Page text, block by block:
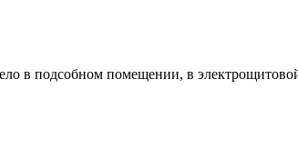
в подсобном помещении, в